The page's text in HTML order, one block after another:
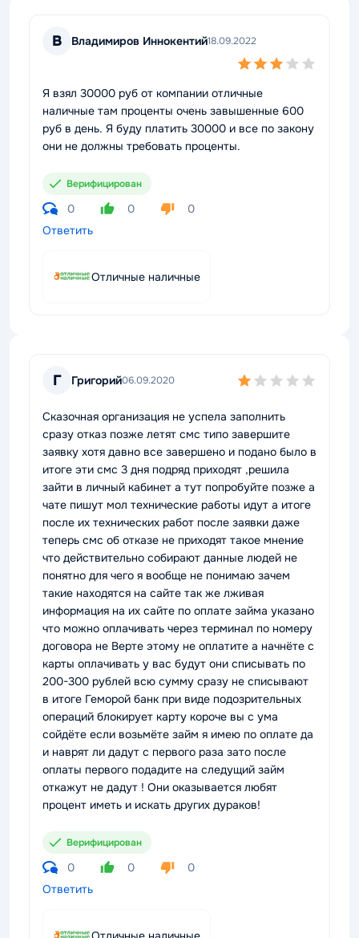
В Владимиров Иннокентий18.09.2022
Я взял 30000 руб от компании отличные
наличные там проценты очень завышенные 600
руб в день. Я буду платить 30000 и все по закону
они не должны требовать проценты.
Верифицирован
0 0
0
Ответить
Отличные наличные
Г Григорий06.09.2020
Сказочная организация не успела заполнить
сразу отказ позже летят смс типо завершите
заявку хотя давно все завершено и подано было в
итоге эти смс 3 дня подряд приходят ,решила
зайти в личный кабинет а тут попробуйте позже а
чате пишут мол технические работы идут а итоге
после их технических работ после заявки даже
теперь смс об отказе не приходят такое мнение
что действительно собирают данные людей не
понятно для чего я вообще не понимаю зачем
такие находятся на сайте так же лживая
информация на их сайте по оплате займа указано
что можно оплачивать через терминал по номеру
договора не Верте этому не оплатите а начнёте с
карты оплачивать у вас будут они списывать по
200-300 рублей всю сумму сразу не списывают
в итоге Геморой банк при виде подозрительных
операций блокирует карту короче вы с ума
сойдёте если возьмёте займ я имею по оплате да
и наврят ли дадут с первого раза зато после
оплаты первого подадите на следущий займ
откажут не дадут ! Они оказывается любят
процент иметь и искать других дураков!
Верифицирован
0 0
0
Ответить